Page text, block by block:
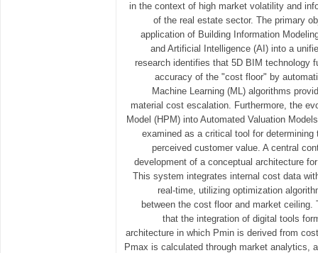
in the context of high market volatility and
of the real estate sector. The primary
application of Building Information
and Artificial Intelligence (AI) into a
research identifies that 5D BIM technology
accuracy of the "cost floor" by
Machine Learning (ML) algorithms
material cost escalation. Furthermore, the
Model (HPM) into Automated Valuation
examined as a critical tool for
perceived customer value. A central
development of a conceptual architecture
This system integrates internal cost data
real-time, utilizing optimization
between the cost floor and market ceiling.
that the integration of digital tools
architecture in which Pmin is derived from
Pmax is calculated through market analytics,